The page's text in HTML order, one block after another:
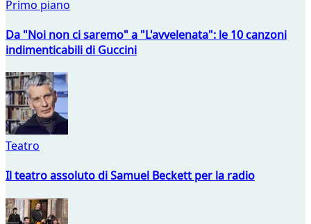
Primo piano
Da "Noi non ci saremo" a "L'avvelenata": le 10 canzoni
indimenticabili di Guccini
Teatro
Il teatro assoluto di Samuel Beckett per la radio